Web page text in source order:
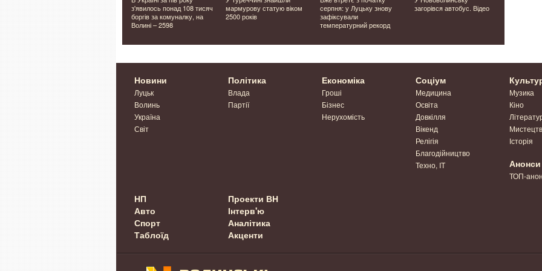
і Бета
на
останню дорогу Героя
Олександра Лавренчука
з'явилось понад 108 тисяч
боргів за комуналку, на
Волині – 2598
мармурову статую віком
2500 років
серпня: у Луцьку знову
зафіксували
температурний рекорд
загорівся автобус. Відео
Новини
Луцьк
Волинь
Україна
Світ
Політика
Влада
Партії
Економіка
Гроші
Бізнес
Нерухомість
Соціум
Медицина
Освіта
Довкілля
Вікенд
Релігія
Благодійництво
Техно, IT
Музика
Кіно
Історія
Анонси
ТОП-
НП
Авто
Спорт
Таблоїд
Проекти ВН
Інтерв'ю
Аналітика
Акценти